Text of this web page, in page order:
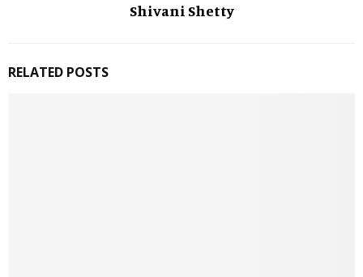
Shivani Shetty
RELATED POSTS